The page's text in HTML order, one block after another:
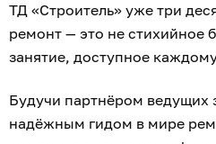
ТД «Строитель» уже три
ремонт — это не стихийное
занятие, доступное
Будучи партнёром ведущих
надёжным гидом в мире